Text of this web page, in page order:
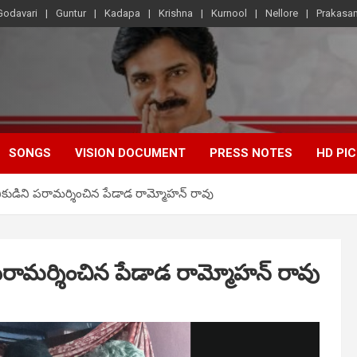
Guntur Kadapa Krishna Kurnool Nellore
SONGS VISION DOCUMENT PRESS NOTES HD
పరామర్శించిన పేడాడ రామ్మోహన్ రావు
పేడాడ రామ్మోహన్ రావు